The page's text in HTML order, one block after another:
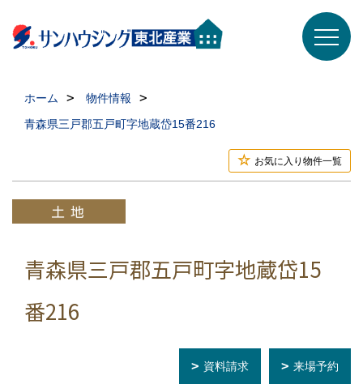
ホーム
物件情報
青森県三戸郡五戸町字地蔵岱15番216
お気に入り物件一覧
青森県三戸郡五戸町字地蔵岱15
番216
資料請求 来場予約